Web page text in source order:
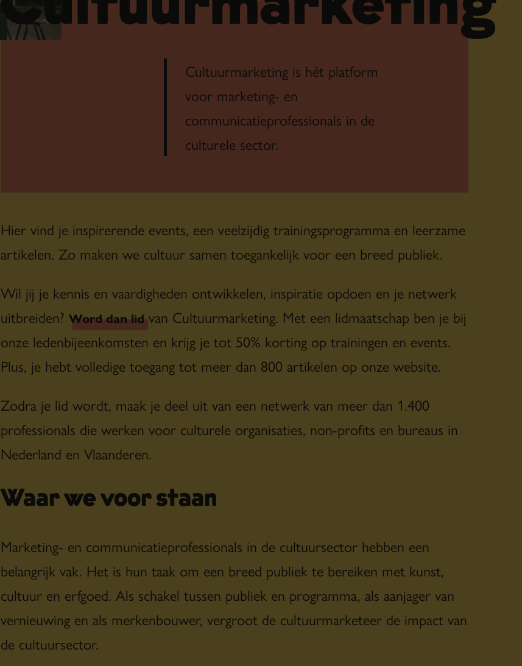
Cultuurmarketing is hét platform
voor marketing- en
communicatieprofessionals in de
culturele sector.
Hier vind je inspirerende events, een veelzijdig trainingsprogramma en leerzame
artikelen. Zo maken we cultuur samen toegankelijk voor een breed publiek.
Wil jij je kennis en vaardigheden ontwikkelen, inspiratie opdoen en je netwerk
uitbreiden? Word dan lidvan Cultuurmarketing. Met een lidmaatschap ben je bij
onze ledenbijeenkomsten en krijg je tot 50% korting op trainingen en events.
Plus, je hebt volledige toegang tot meer dan 800 artikelen op onze website.
Zodra je lid wordt, maak je deel uit van een netwerk van meer dan 1.400
professionals die werken voor culturele organisaties, non-profits en bureaus in
Nederland en Vlaanderen.
Waar we voor staan
Marketing- en communicatieprofessionals in de cultuursector hebben een
belangrijk vak. Het is hun taak om een breed publiek te bereiken met kunst,
cultuur en erfgoed. Als schakel tussen publiek en programma, als aanjager van
vernieuwing en als merkenbouwer, vergroot de cultuurmarketeer de impact van
de cultuursector.